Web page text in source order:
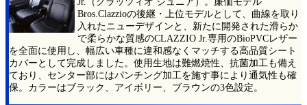
Bros.Clazzioの後継・上位モデルとして、曲線を取り
入れたニューデザインと、新たに開発された滑らか
で柔らかな質感のCLAZZIO Jr.専用のBioPVCレザー
を全面に使用し、幅広い車種に違和感なくマッチする高品質シート
カバーとして完成しました。使用生地は難燃焼性、抗菌加工も備え
ており、センター部にはパンチング加工を施す事により通気性も確
保。カラーはブラック、アイボリー、ブラウンの3色設定。